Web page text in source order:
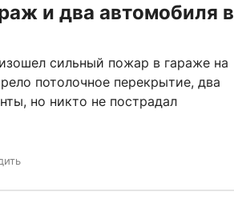
и два автомобиля в
сильный пожар в гараже на
потолочное перекрытие, два
но никто не пострадал